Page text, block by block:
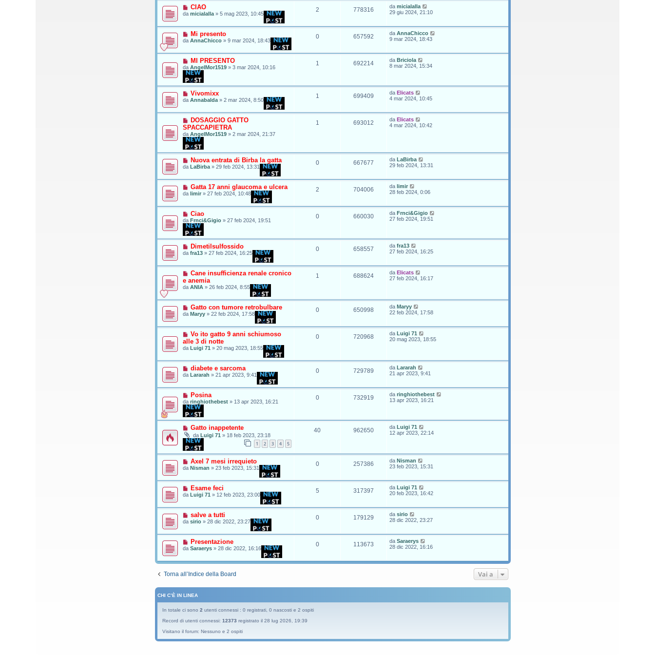
CIAO
da micialalla » 5 mag 2023, 10:45
2 778316 da micialalla
29 giu 2024, 21:10
Mi presento
da AnnaChicco » 9 mar 2024, 18:43
0 657592 da AnnaChicco
9 mar 2024, 18:43
MI PRESENTO
da AngelMor1519 » 3 mar 2024, 10:16
1 692214 da Briciola
8 mar 2024, 15:34
Vivomixx
da Annabalda » 2 mar 2024, 8:50
1 699409 da Elicats
4 mar 2024, 10:45
DOSAGGIO GATTO
SPACCAPIETRA
da AngelMor1519 » 2 mar 2024, 21:37
1 693012 da Elicats
4 mar 2024, 10:42
Nuova entrata di Birba la gatta
da LaBirba » 29 feb 2024, 13:31
0 667677 da LaBirba
29 feb 2024, 13:31
Gatta 17 anni glaucoma e ulcera
da limir » 27 feb 2024, 10:48
2 704006 da limir
28 feb 2024, 0:06
Ciao
da Frnci&Gigio » 27 feb 2024, 19:51
0 660030 da Frnci&Gigio
27 feb 2024, 19:51
Dimetilsulfossido
da fra13 » 27 feb 2024, 16:25
0 658557 da fra13
27 feb 2024, 16:25
Cane insufficienza renale cronico
e anemia
da ANIA » 26 feb 2024, 8:55
1 688624 da Elicats
27 feb 2024, 16:17
Gatto con tumore retrobulbare
da Maryy » 22 feb 2024, 17:58
0 650998 da Maryy
22 feb 2024, 17:58
Vo ito gatto 9 anni schiumoso
alle 3 di notte
da Luigi 71 » 20 mag 2023, 18:55
0 720968 da Luigi 71
20 mag 2023, 18:55
diabete e sarcoma
da Lararah » 21 apr 2023, 9:41
0 729789 da Lararah
21 apr 2023, 9:41
Posina
da ringhiothebest » 13 apr 2023, 16:21
0 732919 da ringhiothebest
13 apr 2023, 16:21
Gatto inappetente
da Luigi 71 » 18 feb 2023, 23:18
1 2 3 4 5
40 962650 da Luigi 71
12 apr 2023, 22:14
Axel 7 mesi irrequieto
da Nisman » 23 feb 2023, 15:31
0 257386 da Nisman
23 feb 2023, 15:31
Esame feci
da Luigi 71 » 12 feb 2023, 23:00
5 317397 da Luigi 71
20 feb 2023, 16:42
salve a tutti
da sirio » 28 dic 2022, 23:27
0 179129 da sirio
28 dic 2022, 23:27
Presentazione
da Saraerys » 28 dic 2022, 16:16
0 113673 da Saraerys
28 dic 2022, 16:16
Torna all’Indice della Board Vai a
CHI C’È IN LINEA
In totale ci sono 2 utenti connessi : 0 registrati, 0 nascosti e 2 ospiti
Record di utenti connessi: 12373 registrato il 28 lug 2026, 19:39
Visitano il forum: Nessuno e 2 ospiti